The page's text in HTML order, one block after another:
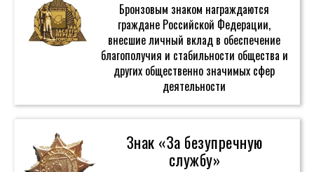
Бронзовым знаком награждаются
граждане Российской Федерации,
внесшие личный вклад в обеспечение
благополучия и стабильности общества и
других общественно значимых сфер
деятельности
Знак «За безупречную
службу»